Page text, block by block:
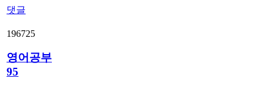
댓글
196725
영어공부
95